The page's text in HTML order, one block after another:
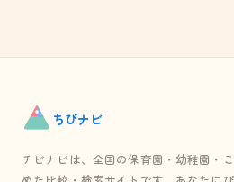
ちびナビ
チビナビは、全国の保育園・幼稚園・